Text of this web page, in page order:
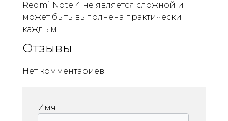
Redmi Note 4 не является сложной и
может быть выполнена практически
каждым.
Отзывы
Нет комментариев
Имя